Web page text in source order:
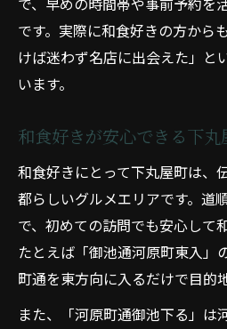
です。実際に和食好きの方から
けば迷わず名店に出会えた」と
います。
和食好きが安心できる下
和食好きにとって下丸屋町は、
都らしいグルメエリアです。道
で、初めての訪問でも安心して
たとえば「御池通河原町東入」
町通を東方向に入るだけで目的
また、「河原町通御池下る」は